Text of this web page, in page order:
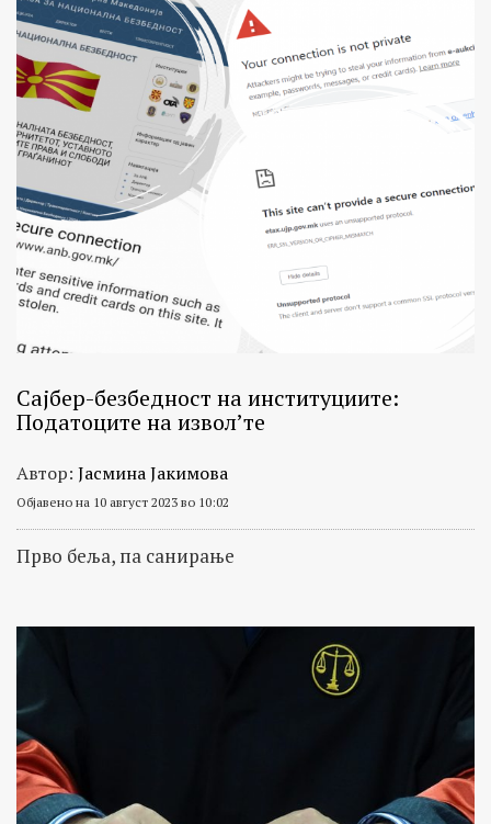
Сајбер-безбедност на институциите:
Податоците на извол’те
Автор: Јасмина Јакимова
Објавено на 10 август 2023 во 10:02
Прво беља, па санирање